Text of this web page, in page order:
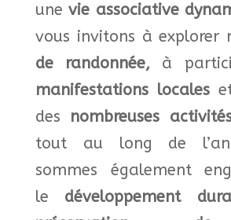
unevie associative
vous invitons à explorer
de randonnée, à
manifestations localeset
des nombreuses
tout au long de
sommes également
le
développement